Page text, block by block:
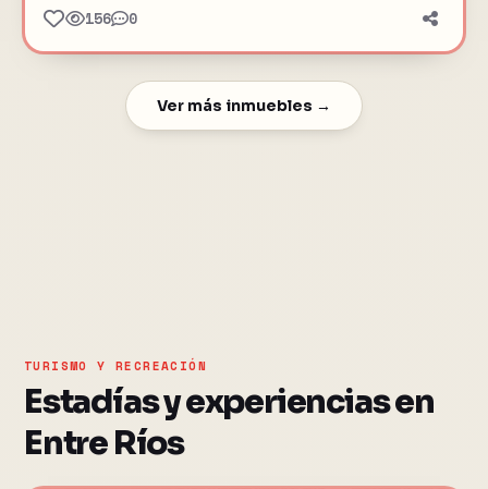
156 0
Ver más inmuebles →
TURISMO Y RECREACIÓN
Estadías y experiencias en
Entre Ríos